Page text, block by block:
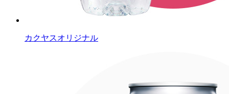
カクヤスオリジナル